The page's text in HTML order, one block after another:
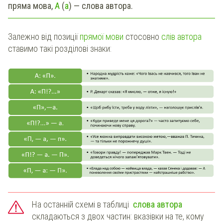
пряма мова,А (а) — слова автора.
Залежно від позиціїпрямої мови стосовно слів автора
ставимо такі розділові знаки:
На останній схемі в таблиці слова автора
складаються з двох частин: вказівки на те, кому